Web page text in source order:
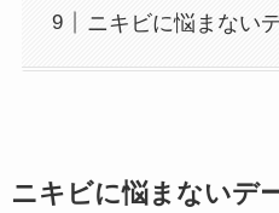
ニキビに悩まない
ニキビに悩まないデ